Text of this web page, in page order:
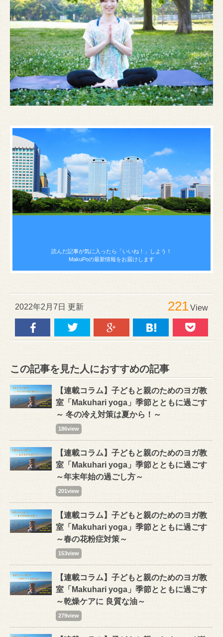
読んだ記事が気に入ったら 「いいね！」しよう！
MakuPoの最新情報をお届けします
2022年2月7日 更新 221View
この記事を見た人におすすめの記事
【連載コラム】子どもと親のためのヨガ教
室「Makuhari yoga」季節とともに過ごす
～ 冬の冷え対策は夏から！～
186view
【連載コラム】子どもと親のためのヨガ教
室「Makuhari yoga」季節とともに過ごす
～年末年始の過ごし方～
201view
【連載コラム】子どもと親のためのヨガ教
室「Makuhari yoga」季節とともに過ごす
～春の花粉症対策～
153view
【連載コラム】子どもと親のためのヨガ教
室「Makuhari yoga」季節とともに過ごす
～乾燥ケアに 良質な油～
279view